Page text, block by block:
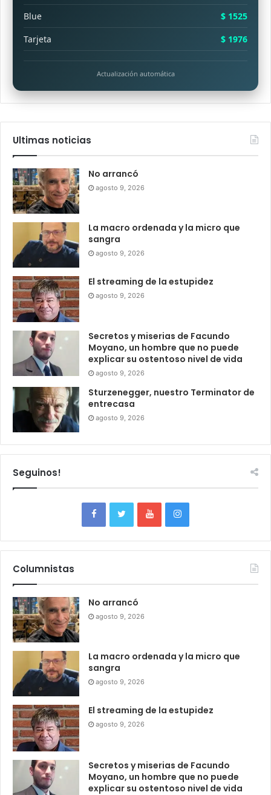
Blue
$ 1525
Tarjeta
$ 1976
Actualización automática
Ultimas noticias
No arrancó
agosto 9, 2026
La macro ordenada y la micro que
sangra
agosto 9, 2026
El streaming de la estupidez
agosto 9, 2026
Secretos y miserias de Facundo
Moyano, un hombre que no puede
explicar su ostentoso nivel de vida
agosto 9, 2026
Sturzenegger, nuestro Terminator de
entrecasa
agosto 9, 2026
Seguinos!
Columnistas
No arrancó
agosto 9, 2026
La macro ordenada y la micro que
sangra
agosto 9, 2026
El streaming de la estupidez
agosto 9, 2026
Secretos y miserias de Facundo
Moyano, un hombre que no puede
explicar su ostentoso nivel de vida